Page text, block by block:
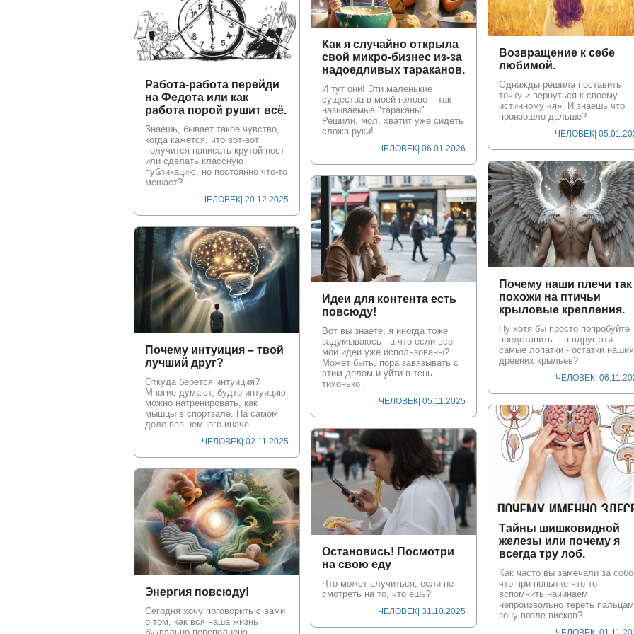
Как я случайно открыла
свой микро-бизнес из-за
надоедливых тараканов.
И тут они! Эти маленькие
существа в моей голове – так
называемые "тараканы" .
Решили, мол, хватит уже сидеть
сложа руки!
ЧЕЛОВЕК| 06.01.2026
Возвращение к себе
любимой.
Однажды решила поставить
точку и вернуться к своему
истинному «я». И знаешь что
произошло дальше?
ЧЕЛОВЕК|
Работа-работа перейди
на Федота или как
работа порой рушит всё.
Знаешь, бывает такое чувство,
когда кажется, что вот-вот
получится написать крутой пост
или сделать классную
публикацию, но постоянно что-то
мешает?
ЧЕЛОВЕК| 20.12.2025
Почему наши плечи так
похожи на птичьи
крыловые крепления.
Ну хотя бы просто попробуйте
представить... а вдруг эти
самые лопатки - остатки наших
древних крыльев?
ЧЕЛОВЕК|
Идеи для контента есть
повсюду!
Вот вы знаете, я иногда тоже
задумываюсь - а что если все
мои идеи уже использованы?
Может быть, пора завязывать с
этим делом и уйти в тень
тихонько .
ЧЕЛОВЕК| 05.11.2025
Почему интуиция – твой
лучший друг?
Откуда берется интуиция?
Многие думают, будто интуицию
можно натренировать, как
мышцы в спортзале. На самом
деле все немного иначе.
ЧЕЛОВЕК| 02.11.2025
Тайны шишковидной
железы или почему я
всегда тру лоб.
Как часто вы замечали за
что при попытке что-то
вспомнить начинаем
непроизвольно тереть
зону возле висков?
Остановись! Посмотри
на свою еду
Что может случиться, если не
смотреть на то, что ешь?
ЧЕЛОВЕК| 31.10.2025
Энергия повсюду!
Сегодня хочу поговорить с вами
о том, как вся наша жизнь